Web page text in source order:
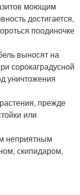
моющим
достигается,
поодиночке
выносят на
сорокаградусной
уничтожения
прежде
или
неприятным
скипидаром,